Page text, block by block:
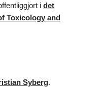
i det
Toxicology and
Syberg.